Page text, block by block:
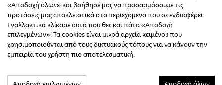
CALL CENTER HOURS
ΔΕΥΤΕΡΑ, ΤΕΤΑΡΤΗ: 09:00 - 14:30
ΤΡΙΤΗ, ΠΕΜΠΤΗ, ΠΑΡΑΣΚΕΥΗ: 09:30 - 14:00 & 17:30 - 21:00
ΣΑΒΒΑΤΟ: 09:30 - 14:30
«Αποδοχή όλων» και βοήθησέ μας να προσαρμόσουμε τις
προτάσεις μας αποκλειστικά στο περιεχόμενο που σε ενδιαφέρει.
Εναλλακτικά κλίκαρε αυτά που θες και πάτα «Αποδοχή
επιλεγμένων»! Τα cookies είναι μικρά αρχεία κειμένου που
χρησιμοποιούνται από τους δικτυακούς τόπους για να κάνουν την
εμπειρία του χρήστη πιο αποτελεσματική.